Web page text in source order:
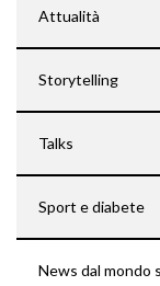
Attualità
Storytelling
Talks
Sport e diabete
News dal mondo